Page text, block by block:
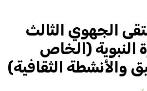
الجهوي الثالث
النبوية (الخاص
والأنشطة الثقافية)